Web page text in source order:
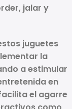
jalar y
juguetes
la
a estimular
en
el agarre